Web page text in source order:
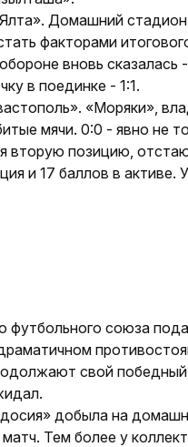
Домашний
факторами
вновь
в поединке - 1:1.
«Моряки»,
мячи. 0:0 - явно не
вторую позицию,
и 17 баллов в
футбольного сою­за
свой победный
добыла на
Тем более у